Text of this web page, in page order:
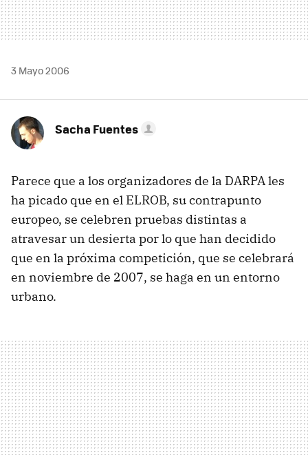
3 Mayo 2006
Sacha Fuentes
Parece que a los organizadores de la DARPA les
ha picado que en el ELROB, su contrapunto
europeo, se celebren pruebas distintas a
atravesar un desierta por lo que han decidido
que en la próxima competición, que se celebrará
en noviembre de 2007, se haga en un entorno
urbano.